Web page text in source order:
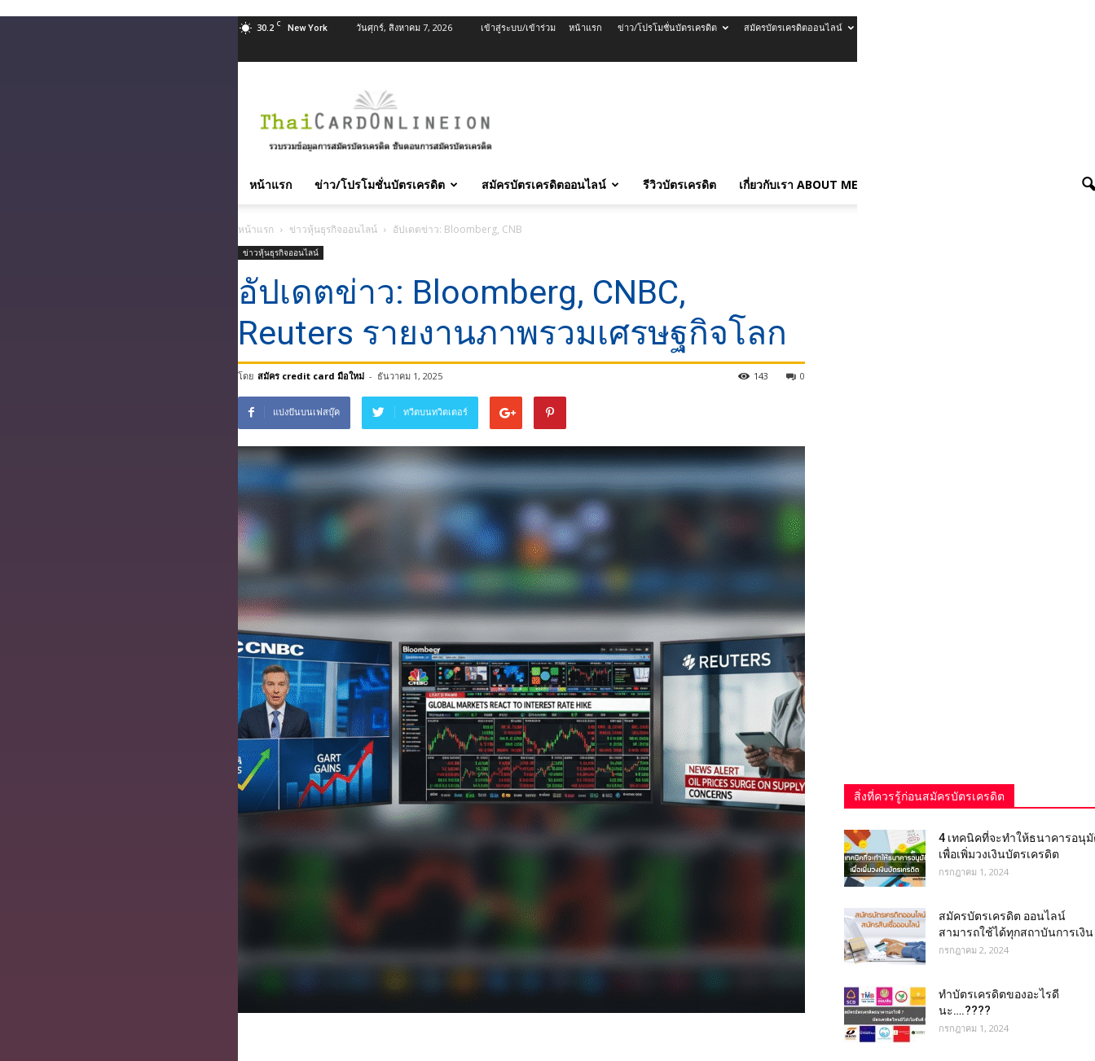
30.2 C New York วันศุกร์, สิงหาคม 7, 2026 เข้าสู่ระบบ/เข้าร่วม หน้าแรก ข่าว/โปรโมชั่นบัตรเครดิต สมัครบัตรเครดิตออนไลน์
เครดิต
บัตร
สิน
เชื่อ
ทุก
ธนาคาร
อนุมัติ
เร็ว
บริการ
ฟรี
หน้าแรก ข่าว/โปรโมชั่นบัตรเครดิต สมัครบัตรเครดิตออนไลน์ รีวิวบัตรเครดิต เกี่ยวกับเรา ABOUT ME
หน้าแรก ข่าวหุ้นธุรกิจออนไลน์ อัปเดตข่าว: Bloomberg, CNBC, Reuters รายงานภาพรวมเศรษฐกิจโลก
ข่าวหุ้นธุรกิจออนไลน์
อัปเดตข่าว: Bloomberg, CNBC,
Reuters รายงานภาพรวมเศรษฐกิจโลก
โดย สมัคร credit card มือใหม่ - ธันวาคม 1, 2025 0
143
แบ่งปันบนเฟสบุ๊ค ทวีตบนทวิตเตอร์
สิ่งที่ควรรู้ก่อนสมัครบัตรเครดิต
4 เทคนิคที่จะทำให้ธนาคารอนุ
เพื่อเพิ่มวงเงินบัตรเครดิต
กรกฎาคม 1, 2024
สมัครบัตรเครดิต ออนไลน์
สามารถใช้ได้ทุกสถาบันการเงิน
กรกฎาคม 2, 2024
ทําบัตรเครดิตของอะไรดี
นะ….????
กรกฎาคม 1, 2024